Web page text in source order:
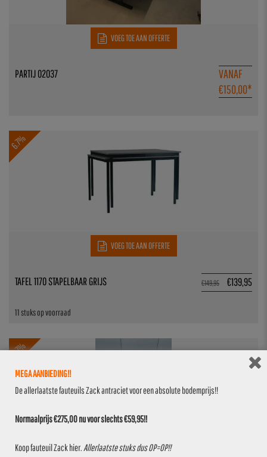
VOEG TOE AAN OFFERTE
VANAF
€150,00*
PARTIJ 02037
6.7%
VOEG TOE AAN OFFERTE
€149,95 €139,95
11 stuks op voorraad
TAFEL 1170 STAPELBAAR GRIJS
4.7%
VOEG TOE AAN OFFERTE
MEGA AANBIEDING!!
De allerlaatste fauteuils Zack antraciet voor een absolute bodemprijs!!
Normaalprijs €275,00 nu voor slechts €59,95!!
Koop fauteuil Zackhier Allerlaatste stuks dus OP=OP!!